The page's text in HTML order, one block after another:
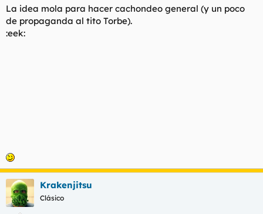
La idea mola para hacer cachondeo general (y un poco
de propaganda al tito Torbe).
:eek:
Krakenjitsu
Clásico